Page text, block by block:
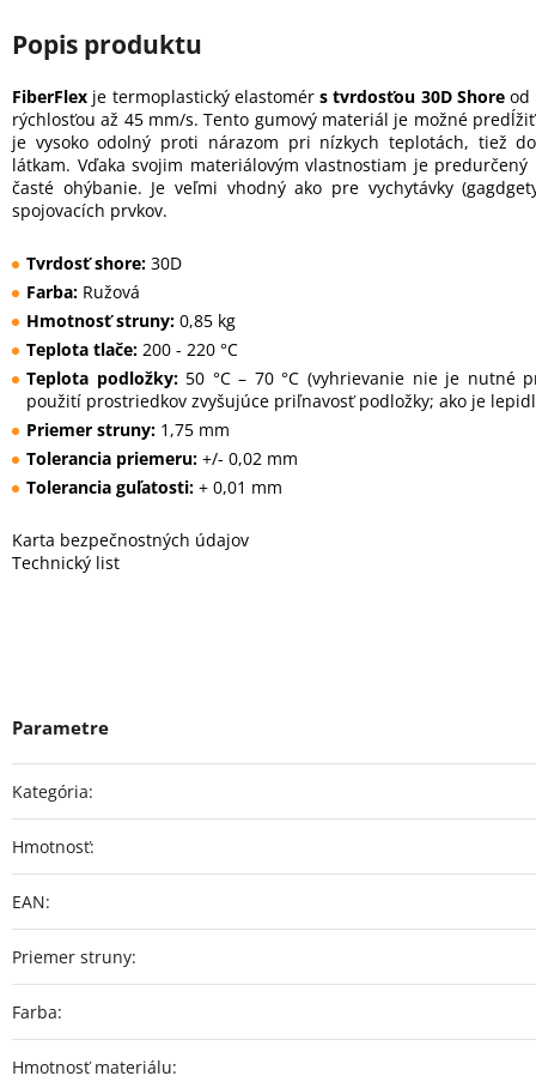
FiberFlex je termoplastický elastomérs tvrdosťou 30D Shore od
rýchlosťou až 45 mm/s. Tento gumový materiál je možné
je vysoko odolný proti nárazom pri nízkych teplotách, tiež
látkam. Vďaka svojim materiálovým vlastnostiam je
časté ohýbanie. Je veľmi vhodný ako pre vychytávky
spojovacích prvkov.
Tvrdosť shore: 30D
Farba: Ružová
Hmotnosť struny: 0,85 kg
Teplota tlače: 200 - 220 °C
Teplota podložky:50 °C – 70 °C (vyhrievanie nie je nutné
použití prostriedkov zvyšujúce priľnavosť podložky; ako je
Priemer struny: 1,75 mm
Tolerancia priemeru: +/- 0,02 mm
Tolerancia guľatosti: + 0,01 mm
Karta bezpečnostných údajov
Technický list
Kategória:
Hmotnosť:
EAN:
Priemer struny:
Farba:
Hmotnosť materiálu: